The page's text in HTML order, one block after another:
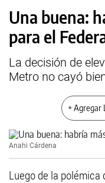
Una buena:
para el
La decisión de
Metro no cayó
+ Agregar
Anahi Cárdena
Luego de la